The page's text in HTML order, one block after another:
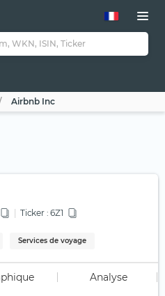
Airbnb Inc
Ticker : 6Z1
Services de voyage
Analyse